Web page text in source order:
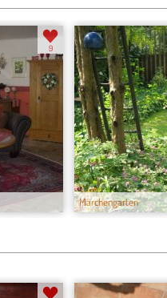
9
Märchengarten